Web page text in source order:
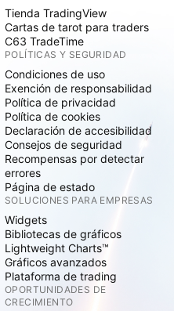
Tienda TradingView
Cartas de tarot para traders
C63 TradeTime
POLÍTICAS Y SEGURIDAD
Condiciones de uso
Exención de responsabilidad
Política de privacidad
Política de cookies
Declaración de accesibilidad
Consejos de seguridad
Recompensas por detectar
errores
Página de estado
SOLUCIONES PARA EMPRESAS
Widgets
Bibliotecas de gráficos
Lightweight Charts™
Gráficos avanzados
Plataforma de trading
OPORTUNIDADES DE
CRECIMIENTO